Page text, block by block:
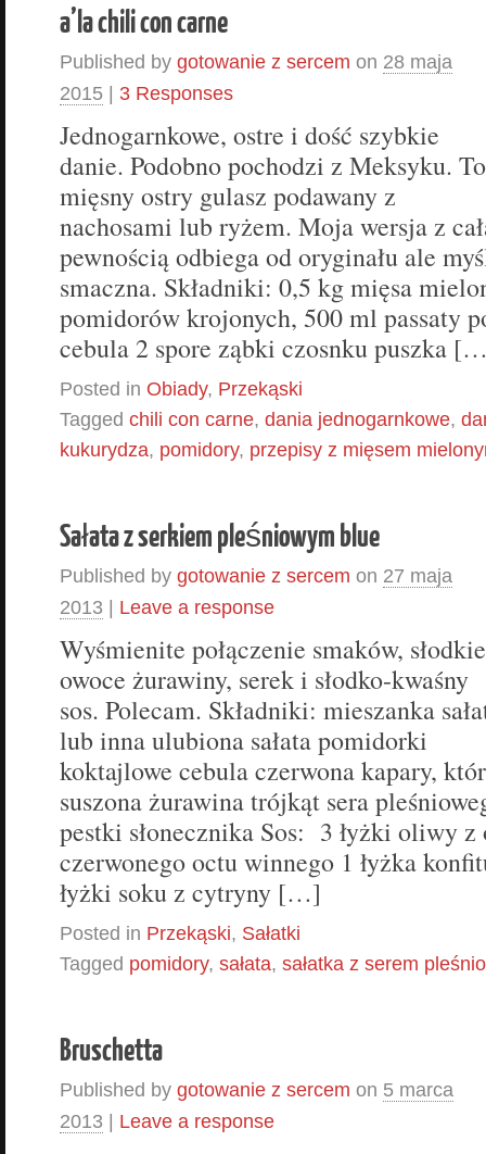
a’la chili con carne
Published by gotowanie z sercem on 28 maja
2015 | 3 Responses
Jednogarnkowe, ostre i dość szybkie
danie. Podobno pochodzi z Meksyku. To
mięsny ostry gulasz podawany z
nachosami lub ryżem. Moja wersja z
pewnością odbiega od oryginału ale
smaczna. Składniki: 0,5 kg mięsa
pomidorów krojonych, 500 ml passaty
cebula 2 spore ząbki czosnku puszka
Posted in Obiady, Przekąski
Tagged chili con carne, dania jednogarnkowe,
kukurydza, pomidory, przepisy z mięsem
Sałata z serkiem pleśniowym blue
Published by gotowanie z sercem on 27 maja
2013 | Leave a response
Wyśmienite połączenie smaków, słodkie
owoce żurawiny, serek i słodko-kwaśny
sos. Polecam. Składniki: mieszanka
lub inna ulubiona sałata pomidorki
koktajlowe cebula czerwona kapary,
suszona żurawina trójkąt sera
pestki słonecznika Sos: 3 łyżki oliwy z
czerwonego octu winnego 1 łyżka
łyżki soku z cytryny […]
Posted in Przekąski, Sałatki
Tagged pomidory, sałata, sałatka z serem
Bruschetta
Published by gotowanie z sercem on 5 marca
2013 | Leave a response